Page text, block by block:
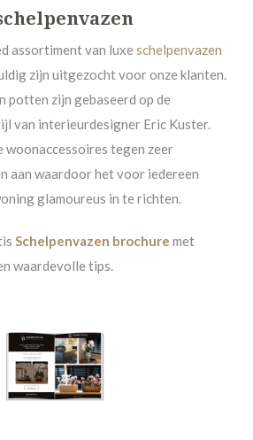
assortiment van luxe schelpenvazen
zijn uitgezocht voor onze klanten.
potten zijn gebaseerd op de
van interieurdesigner Eric Kuster.
woonaccessoires tegen zeer
aan waardoor het voor iedereen
glamoureus in te richten.
Schelpenvazen brochure met
waardevolle tips.